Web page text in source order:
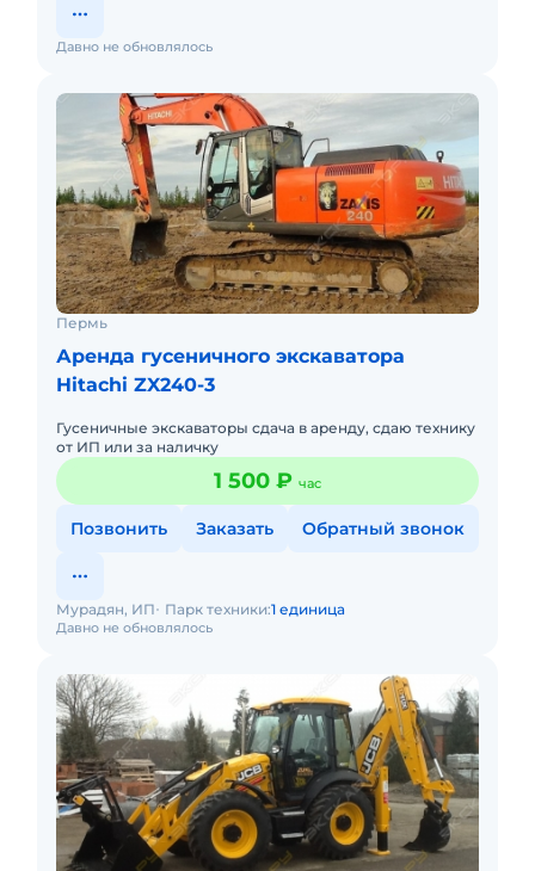
Давно не обновлялось
Пермь
Аренда гусеничного экскаватора
Hitachi ZX240-3
Гусеничные экскаваторы сдача в аренду, сдаю технику
от ИП или за наличку
1 500 ₽ час
Позвонить Заказать Обратный звонок
Давно не обновлялось
Мурадян, ИП Парк техники:1 единица